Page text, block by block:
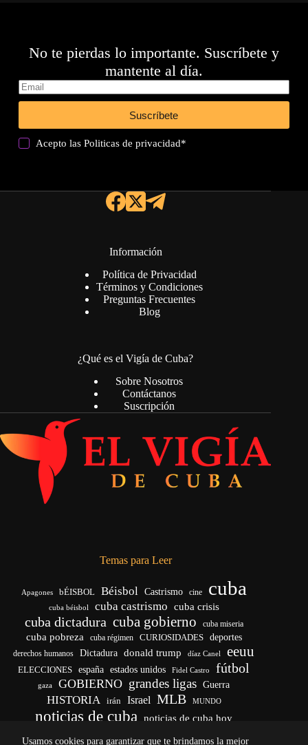
Usamos cookies para garantizar que te brindamos la mejor
No te pierdas lo importante. Suscríbete y
mantente al día.
Suscríbete
Acepto lasPoliticas de privacidad*
Información
Política de Privacidad
Términos y Condiciones
Preguntas Frecuentes
Blog
¿Qué es el Vigía de Cuba?
Sobre Nosotros
Contáctanos
Suscripción
Temas para Leer
Apagones bÉISBOL Béisbol Castrismo cine cuba
cuba béisbol cuba castrismo cuba crisis
cuba dictadura cuba gobierno cuba miseria
cuba pobreza cuba régimen CURIOSIDADES deportes
derechos humanos Dictadura donald trump díaz Canel eeuu
ELECCIONES españa estados unidos Fidel Castro fútbol
gaza GOBIERNO grandes ligas Guerra
HISTORIA irán Israel MLB MUNDO
noticias de cuba
noticias de cuba hoy